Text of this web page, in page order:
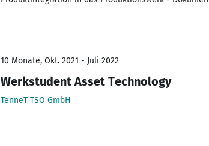
10 Monate, Okt. 2021 - Juli 2022
Werkstudent Asset Technology
TenneT TSO GmbH